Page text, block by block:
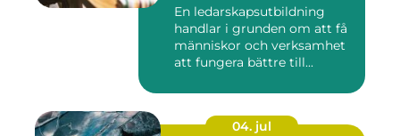
En ledarskapsutbildning
handlar i grunden om att få
människor och verksamhet
att fungera bättre till...
04. jul